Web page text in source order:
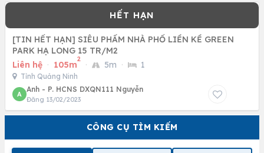
CÔNG CỤ TÌM KIẾM
[TIN HẾT HẠN] SIÊU PHẨM NHÀ PHỐ LIỀN KỀ GREEN
PARK HẠ LONG 15 TR/M2
Liên hệ · 105m
2
· 5m · 1
Tỉnh Quảng Ninh
A
Anh - P. HCNS DXQN111 Nguyễn
Đăng 13/02/2023